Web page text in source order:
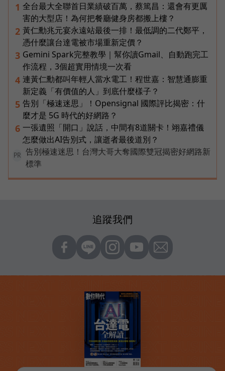
1 全台最大全聯首日業績破百萬，蔡篤昌：還會有更厲
害的大型店！為何把餐廳健身房都搬上樓？
2 黃仁勳兆元宴永遠站最後一排！最低調的二代鄭平，
憑什麼讓台達電被市場重新定價？
3 Gemini Spark完整教學｜幫你讀Gmail、自動跑完工
作流程，3個超實用情境一次看
4 連黃仁勳都叫年輕人當水電工！程世嘉：智慧通膨重
新定義「有價值的人」到底什麼樣子？
5 告別「極速迷思」！Opensignal 國際評比揭密：什
麼才是 5G 時代的好網路？
6 一張遺照「開口」說話，中間有8道關卡！翊嘉禮儀
怎麼做出AI告別式，讓逝者最後道別？
PR
告別極速迷思！台灣大哥大奪國際雙冠揭密好網路新
標準
追蹤我們